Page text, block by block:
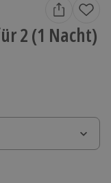
2 (1 Nacht)